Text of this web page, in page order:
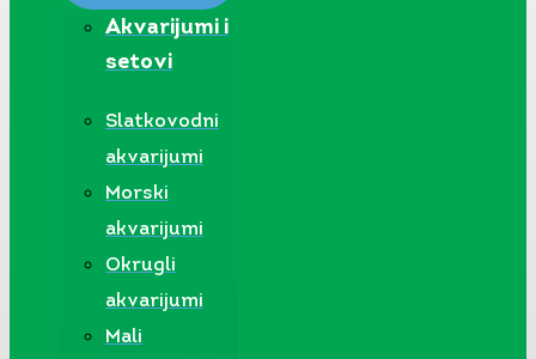
Akvarijumi i
setovi
Slatkovodni
akvarijumi
Morski
akvarijumi
Okrugli
akvarijumi
Mali